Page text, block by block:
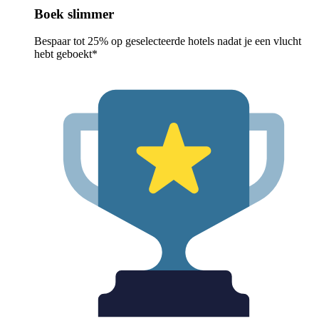
Boek slimmer
Bespaar tot 25% op geselecteerde hotels nadat je een vlucht
hebt geboekt*